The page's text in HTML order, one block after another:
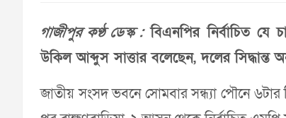
গাজীপুর কণ্ঠ ডেস্ক :বিএনপির নির্বাচিত
উকিল আব্দুস সাত্তার বলেছেন, দলের সিদ্ধান্ত
জাতীয় সংসদ ভবনে সোমবার সন্ধ্যা পৌনে